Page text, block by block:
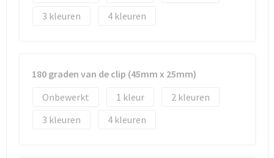
3
4
180 graden van de clip (45mm x 25mm)
Onbewerkt
1
2
3
4